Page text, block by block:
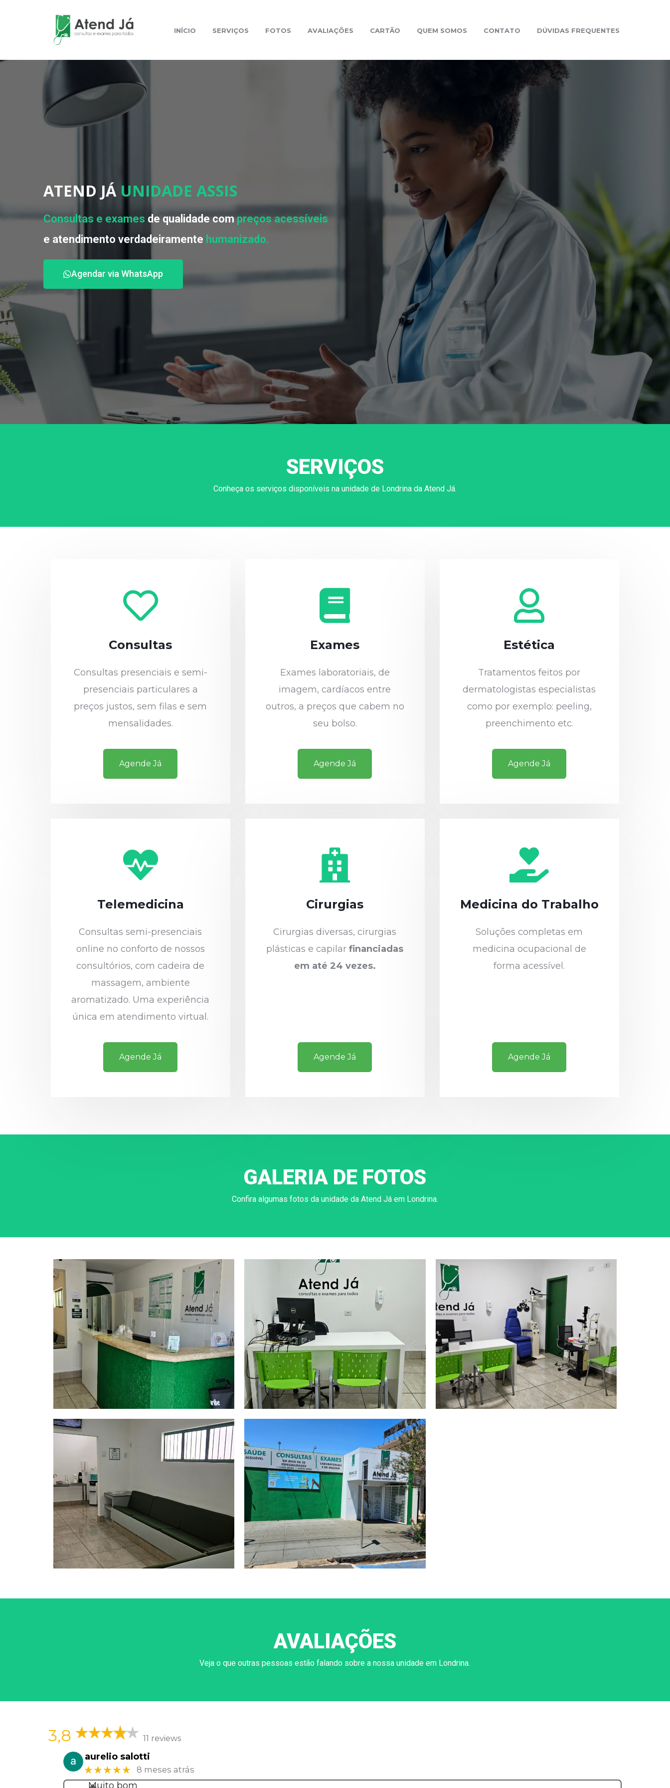
INÍCIO SERVIÇOS FOTOS AVALIAÇÕES CARTÃO QUEM SOMOS CONTATO DÚVIDAS FREQUENTES
ATEND JÁ UNIDADE ASSIS
Consultas e exames de qualidade compreços acessíveis
e atendimento verdadeiramente humanizado.
Agendar via WhatsApp
SERVIÇOS
Conheça os serviços disponíveis na unidade de Londrina da Atend Já.
Consultas
Consultas presenciais e semi-
presenciais particulares a
preços justos, sem filas e sem
mensalidades.
Agende Já
Exames
Exames laboratoriais, de
imagem, cardíacos entre
outros, a preços que cabem no
seu bolso.
Agende Já
Estética
Tratamentos feitos por
dermatologistas especialistas
como por exemplo: peeling,
preenchimento etc.
Agende Já
Telemedicina
Consultas semi-presenciais
online no conforto de nossos
consultórios, com cadeira de
massagem, ambiente
aromatizado. Uma experiência
única em atendimento virtual.
Agende Já
Cirurgias
Cirurgias diversas, cirurgias
plásticas e capilarfinanciadas
em até 24 vezes.
Agende Já
Medicina do Trabalho
Soluções completas em
medicina ocupacional de
forma acessível.
Agende Já
GALERIA DE FOTOS
Confira algumas fotos da unidade da Atend Já em Londrina.
AVALIAÇÕES
Veja o que outras pessoas estão falando sobre a nossa unidade em Londrina.
3,8 11 reviews
aurelio salotti
★★★★★ 8 meses atrás
Muito bom